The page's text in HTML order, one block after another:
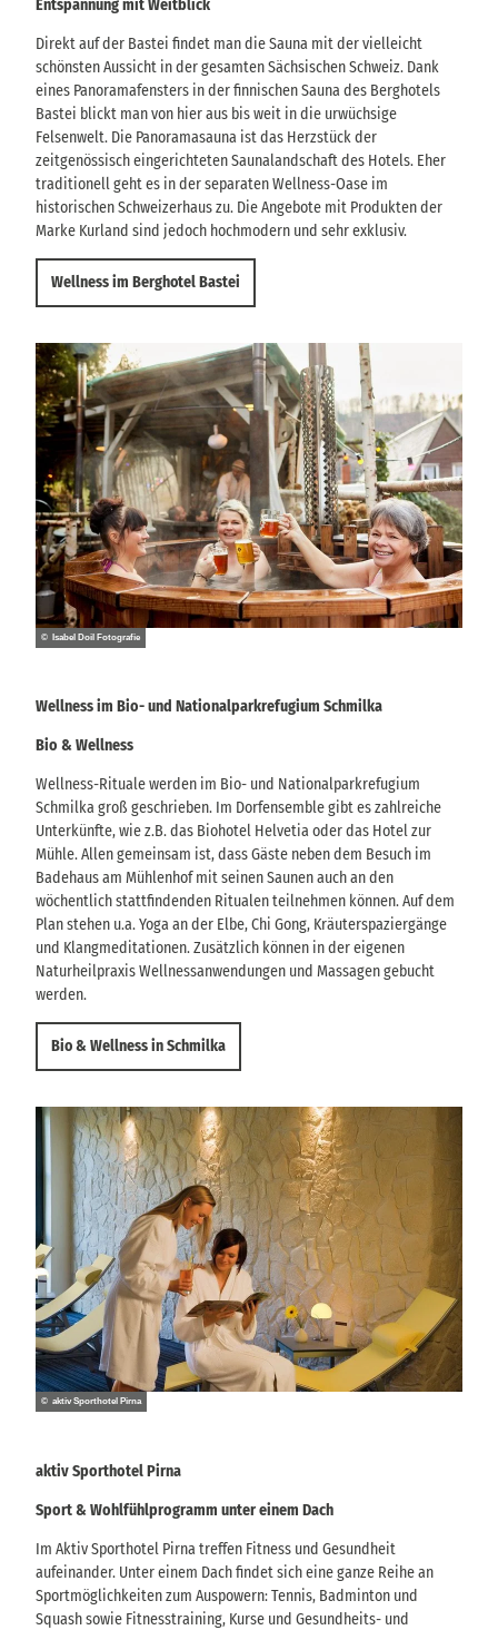
Entspannung mit Weitblick
Direkt auf der Bastei findet man die Sauna mit der vielleicht
schönsten Aussicht in der gesamten Sächsischen Schweiz. Dank
eines Panoramafensters in der finnischen Sauna des Berghotels
Bastei blickt man von hier aus bis weit in die urwüchsige
Felsenwelt. Die Panoramasauna ist das Herzstück der
zeitgenössisch eingerichteten Saunalandschaft des Hotels. Eher
traditionell geht es in der separaten Wellness-Oase im
historischen Schweizerhaus zu. Die Angebote mit Produkten der
Marke Kurland sind jedoch hochmodern und sehr exklusiv.
Wellness im Berghotel Bastei
© Isabel Doil Fotografie
Wellness im Bio- und Nationalparkrefugium Schmilka
Bio & Wellness
Wellness-Rituale werden im Bio- und Nationalparkrefugium
Schmilka groß geschrieben. Im Dorfensemble gibt es zahlreiche
Unterkünfte, wie z.B. das Biohotel Helvetia oder das Hotel zur
Mühle. Allen gemeinsam ist, dass Gäste neben dem Besuch im
Badehaus am Mühlenhof mit seinen Saunen auch an den
wöchentlich stattfindenden Ritualen teilnehmen können. Auf dem
Plan stehen u.a. Yoga an der Elbe, Chi Gong, Kräuterspaziergänge
und Klangmeditationen. Zusätzlich können in der eigenen
Naturheilpraxis Wellnessanwendungen und Massagen gebucht
werden.
Bio & Wellness in Schmilka
aktiv Sporthotel Pirna
Sport & Wohlfühlprogramm unter einem Dach
Im Aktiv Sporthotel Pirna treffen Fitness und Gesundheit
aufeinander. Unter einem Dach findet sich eine ganze Reihe an
Sportmöglichkeiten zum Auspowern: Tennis, Badminton und
Squash sowie Fitnesstraining, Kurse und Gesundheits- und
© aktiv Sporthotel Pirna